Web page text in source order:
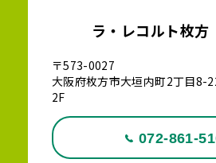
ラ・レコルト枚方
〒573-0027
大阪府枚方市大垣内町2丁目8-
2F
072-861-